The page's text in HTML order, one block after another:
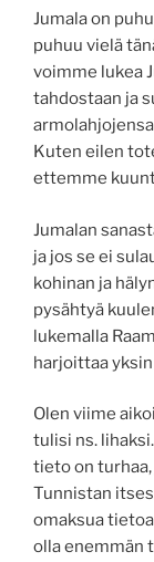
Jumala on
puhuu vielä
voimme lukea
tahdostaan ja
Kuten eilen
ettemme
Jumalan
ja jos se ei
kohinan ja
pysähtyä
lukemalla
harjoittaa
Olen viime
tulisi ns.
tieto on
Tunnistan
omaksua
olla enemmän